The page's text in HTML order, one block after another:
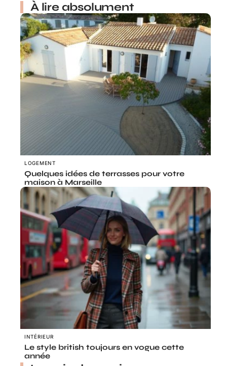
À lire absolument
LOGEMENT
Quelques idées de terrasses pour votre
maison à Marseille
INTÉRIEUR
Le style british toujours en vogue cette
année